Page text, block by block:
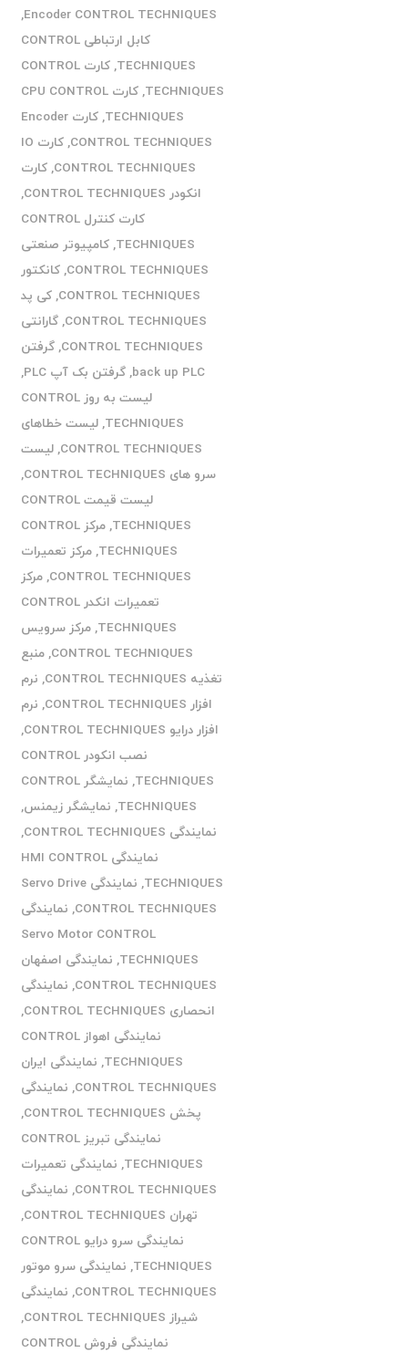
Encoder CONTROL TECHNIQUES
,
کابل ارتباطی CONTROL
TECHNIQUES
,
کارت CONTROL
TECHNIQUES
,
کارت CPU CONTROL
TECHNIQUES
,
کارت Encoder
CONTROL TECHNIQUES
,
کارت IO
CONTROL TECHNIQUES
,کارت
انکودر CONTROL TECHNIQUES
,
کارت کنترل CONTROL
TECHNIQUES
,کامپیوتر صنعتی
CONTROL TECHNIQUES
,کانکتور
CONTROL TECHNIQUES
,کی پد
CONTROL TECHNIQUES
,گارانتی
CONTROL TECHNIQUES
,گرفتن
back up PLC
,گرفتن بک آپ PLC
,
لیست به روز CONTROL
TECHNIQUES
,لیست خطاهای
CONTROL TECHNIQUES
,لیست
سرو های CONTROL TECHNIQUES
,
لیست قیمت CONTROL
TECHNIQUES
,
مرکز CONTROL
TECHNIQUES
,مرکز تعمیرات
CONTROL TECHNIQUES
,مرکز
تعمیرات انکدر CONTROL
TECHNIQUES
,مرکز سرویس
CONTROL TECHNIQUES
,منبع
تغذیه CONTROL TECHNIQUES
, نرم
افزار CONTROL TECHNIQUES
, نرم
افزار درایو CONTROL TECHNIQUES
,
نصب انکودر CONTROL
TECHNIQUES
,
نمایشگر CONTROL
TECHNIQUES
, نمایشگر زیمنس,
نمایندگی CONTROL TECHNIQUES
,
نمایندگی HMI CONTROL
TECHNIQUES
,
نمایندگی Servo Drive
CONTROL TECHNIQUES
, نمایندگی
Servo Motor CONTROL
TECHNIQUES
, نمایندگی اصفهان
CONTROL TECHNIQUES
, نمایندگی
انحصاری CONTROL TECHNIQUES
,
نمایندگی اهواز CONTROL
TECHNIQUES
, نمایندگی ایران
CONTROL TECHNIQUES
, نمایندگی
پخش CONTROL TECHNIQUES
,
نمایندگی تبریز CONTROL
TECHNIQUES
, نمایندگی تعمیرات
CONTROL TECHNIQUES
, نمایندگی
تهران CONTROL TECHNIQUES
,
نمایندگی سرو درایو CONTROL
TECHNIQUES
, نمایندگی سرو موتور
CONTROL TECHNIQUES
, نمایندگی
شیراز CONTROL TECHNIQUES
,
نمایندگی فروش CONTROL